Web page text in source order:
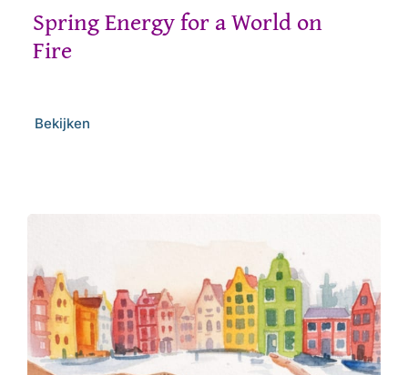
Spring Energy for a World on
Fire
Bekijken